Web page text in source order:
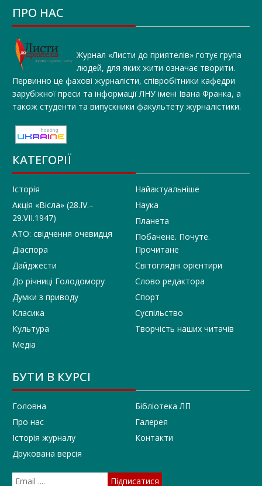
ПРО НАС
Журнал «Листи до приятелів» готує група
людей, для яких жити означає творити.
Первинно це фахові журналісти, співробітники кафедри
зарубіжної преси та інформації ЛНУ імені Івана Франка, а
також студенти та випускники факультету журналістики.
КАТЕГОРІЇ
Історія
Акція «Вісла» (28.IV.–
29.VII.1947)
АТО: свідчення очевидця
Діаспора
Дайджести
До річниці Голодомору
Думки з приводу
Класика
Культура
Медіа
Найактуальніше
Наука
Планета
Побачене. Почуте.
Прочитане
Світоглядні орієнтири
Слово редактора
Спорт
Суспільство
Творчість наших читачів
БУТИ В КУРСІ
Головна
Про нас
Історія журналу
Друкована версія
Бібліотека ЛП
Галерея
Контакти